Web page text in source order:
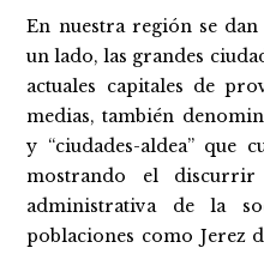
En nuestra región se
un lado, las grandes
actuales capitales de
medias, también
y “ciudades-aldea” que
mostrando el
administrativa de la
poblaciones como Jerez